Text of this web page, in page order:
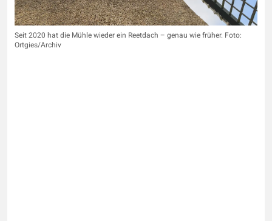
Seit 2020 hat die Mühle wieder ein Reetdach – genau wie früher. Foto:
Ortgies/Archiv